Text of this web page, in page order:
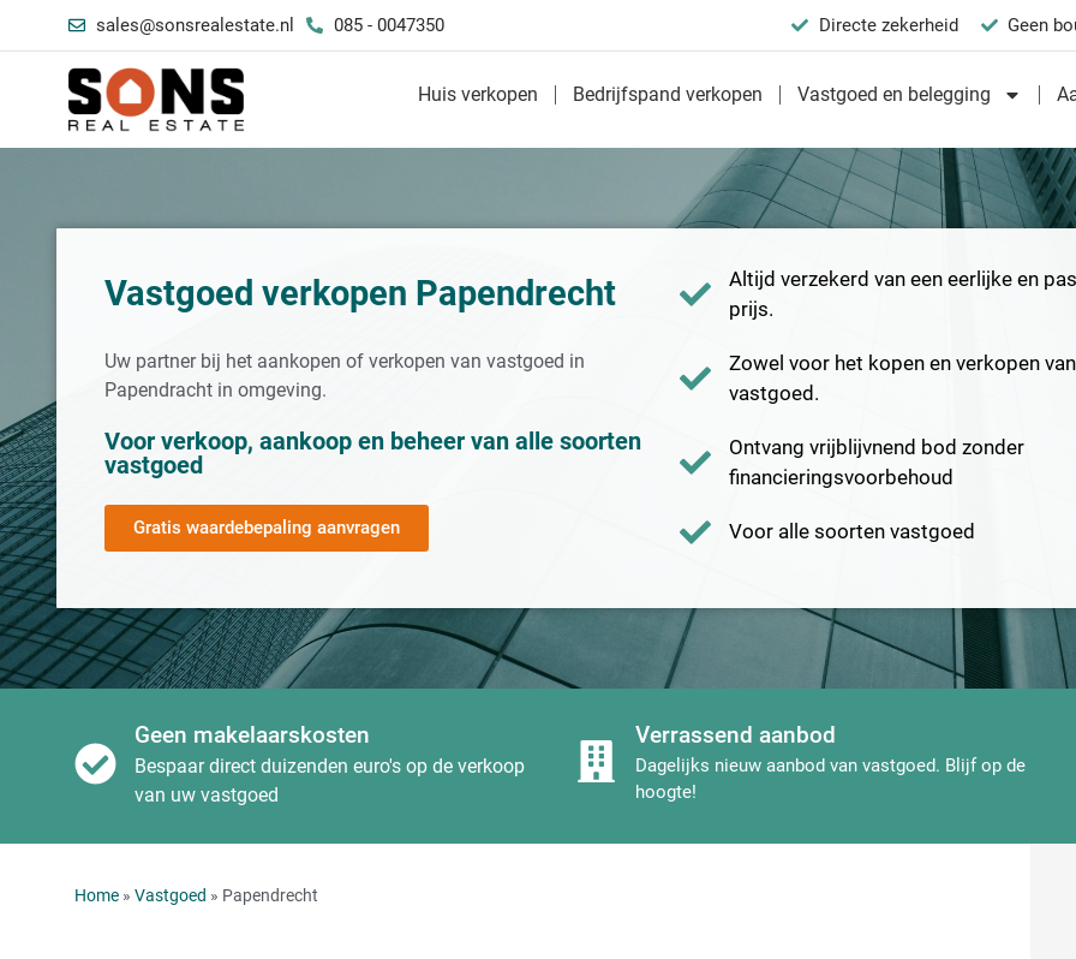
sales@sonsrealestate.nl 085 - 0047350 Directe zekerheid Geen
Huis verkopen Bedrijfspand verkopen Vastgoed en belegging
Vastgoed verkopen Papendrecht
Uw partner bij het aankopen of verkopen van vastgoed in
Papendracht in omgeving.
Voor verkoop, aankoop en beheer van alle soorten
vastgoed
Gratis waardebepaling aanvragen
Altijd verzekerd van een eerlijke en
prijs.
Zowel voor het kopen en verkopen
vastgoed.
Ontvang vrijblijvnend bod zonder
financieringsvoorbehoud
Voor alle soorten vastgoed
Geen makelaarskosten
Bespaar direct duizenden euro's op de verkoop
van uw vastgoed
Verrassend aanbod
Dagelijks nieuw aanbod van vastgoed. Blijf op de
hoogte!
Home » Vastgoed » Papendrecht